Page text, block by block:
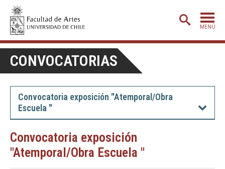
MENÚ
PORTADA
ADMISIÓN
ETAPA BÁSICA
POSTGRADO
EXTENSIÓN
CONVOCATORIAS
Convocatoria exposición "Atemporal/Obra
Escuela "
Convocatoria exposición
"Atemporal/Obra Escuela "